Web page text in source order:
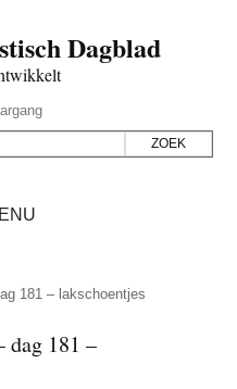
Dagblad
181 – lakschoentjes
dag 181 –